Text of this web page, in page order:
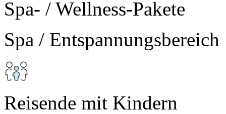
Spa- / Wellness-Pakete
Spa / Entspannungsbereich
Reisende mit Kindern